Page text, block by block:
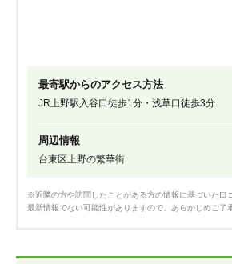
最寄駅からのアクセス方法
JR上野駅入谷口徒歩1分・浅草口徒歩3分
周辺情報
台東区上野の繁華街
※近隣の方や訪問したことがある方の情報に基づいた口
最新情報でない可能性がありますので、あらかじめご了